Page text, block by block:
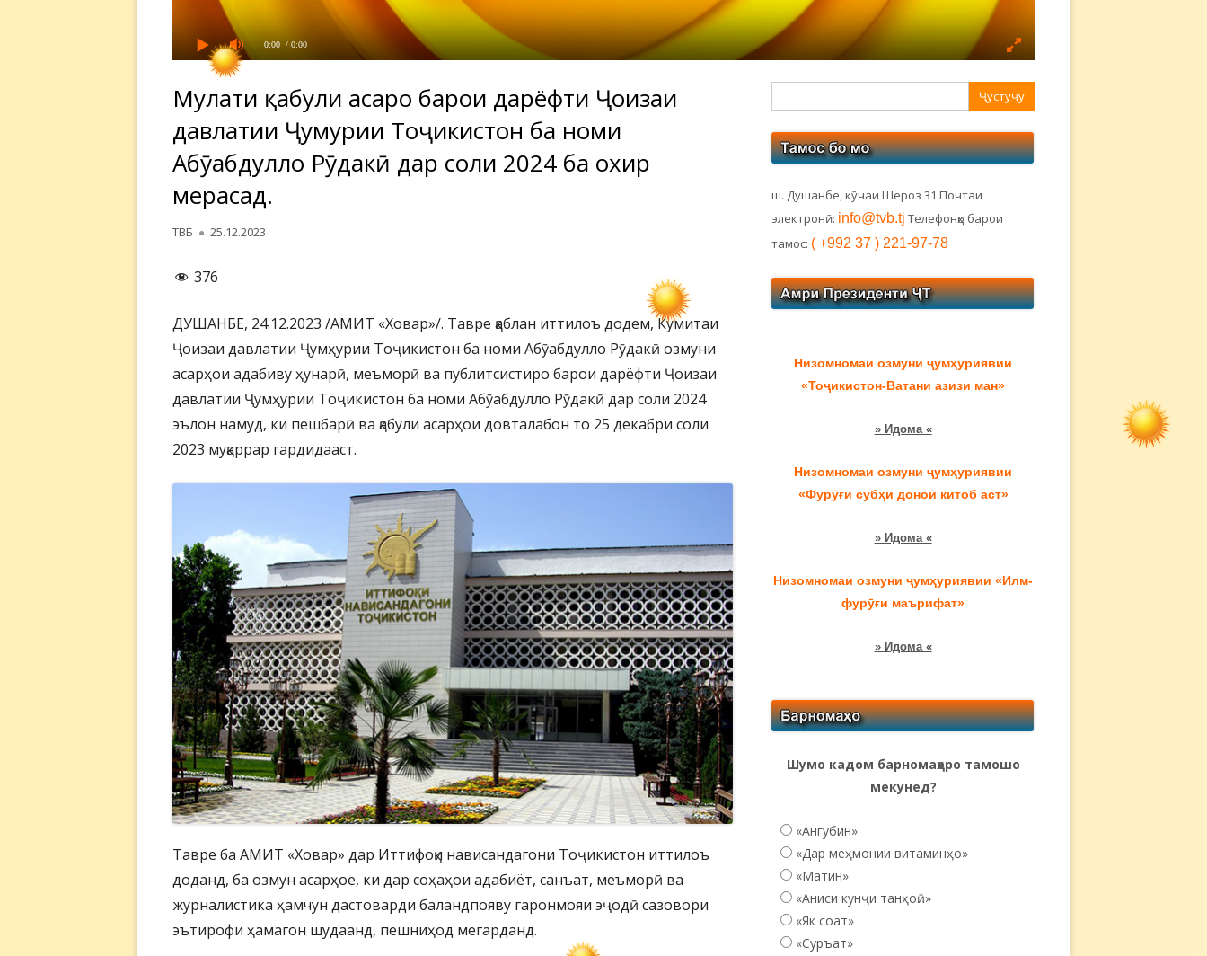
0:00 / 0:00
Муҳлати қабули асарҳо барои дарёфти Ҷоизаи
давлатии Ҷумҳурии Тоҷикистон ба номи
Абӯабдулло Рӯдакӣ дар соли 2024 ба охир
мерасад.
Автор
ТВБ Опубликовано
25.12.2023
376
ДУШАНБЕ, 24.12.2023 /АМИТ «Ховар»/. Тавре қаблан иттилоъ додем, Кумитаи
Ҷоизаи давлатии Ҷумҳурии Тоҷикистон ба номи Абӯабдулло Рӯдакӣ озмуни
асарҳои адабиву ҳунарӣ, меъморӣ ва публитсистиро барои дарёфти Ҷоизаи
давлатии Ҷумҳурии Тоҷикистон ба номи Абӯабдулло Рӯдакӣ дар соли 2024
эълон намуд, ки пешбарӣ ва қабули асарҳои довталабон то 25 декабри соли
2023 муқаррар гардидааст.
Тавре ба АМИТ «Ховар» дар Иттифоқи нависандагони Тоҷикистон иттилоъ
доданд, ба озмун асарҳое, ки дар соҳаҳои адабиёт, санъат, меъморӣ ва
журналистика ҳамчун дастоварди баландпояву гаронмояи эҷодӣ сазовори
эътирофи ҳамагон шудаанд, пешниҳод мегарданд.
боковая
ш. Душанбе, кӯчаи Шероз 31 Почтаи
электронӣ: info@tvb.tj Телефонҳо барои
тамос: ( +992 37 ) 221-97-78
Низомномаи озмуни ҷумҳуриявии
«Тоҷикистон-Ватани азизи ман»
» Идома «
Низомномаи озмуни ҷумҳуриявии
«Фурӯғи субҳи доноӣ китоб аст»
» Идома «
Низомномаи озмуни ҷумҳуриявии «Илм-
фурӯғи маърифат»
» Идома «
Шумо кадом барномаҳоро тамошо
мекунед?
«Ангубин»
«Дар меҳмонии витаминҳо»
«Матин»
«Аниси кунҷи танҳоӣ...»
«Як соат»
«Суръат»